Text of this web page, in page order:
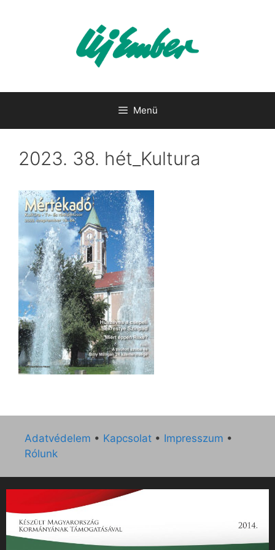
Menü
2023. 38. hét_Kultura
Adatvédelem • Kapcsolat • Impresszum •
Rólunk